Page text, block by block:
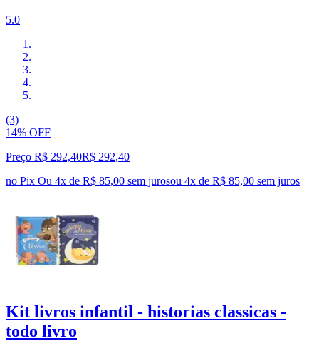
5.0
(3)
14% OFF
Preço R$ 292,40R$ 292,40
no Pix Ou 4x de R$ 85,00 sem jurosou 4x de R$ 85,00 sem juros
Kit livros infantil - historias classicas -
todo livro